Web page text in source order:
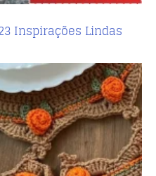
Inspirações Lindas